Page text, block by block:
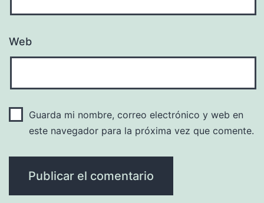
Web
Guarda mi nombre, correo electrónico y web en
este navegador para la próxima vez que comente.